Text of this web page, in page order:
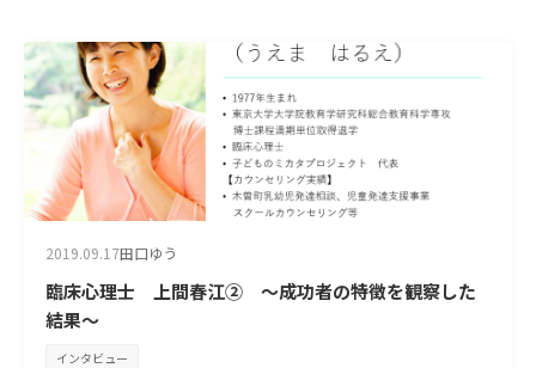
2019.09.17田口ゆう
臨床心理士 上間春江② ～成功者の特徴を観察した
結果～
インタビュー